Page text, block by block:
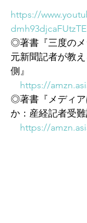
https://
◎著書『三度のメ
元新聞記者が教
側』
https://
◎著書『メディ
か：産経記者受難
https://